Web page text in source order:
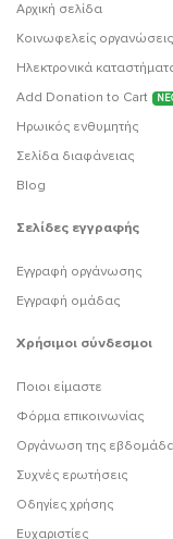
Αρχική σελίδα
Κοινωφελείς οργανώσεις
Ηλεκτρονικά
Add Donation to Cart
Ηρωικός ενθυμητής
Σελίδα διαφάνειας
Blog
Σελίδες εγγραφής
Εγγραφή οργάνωσης
Εγγραφή ομάδας
Χρήσιμοι σύνδεσμοι
Ποιοι είμαστε
Φόρμα επικοινωνίας
Οργάνωση της
Συχνές ερωτήσεις
Οδηγίες χρήσης
Ευχαριστίες